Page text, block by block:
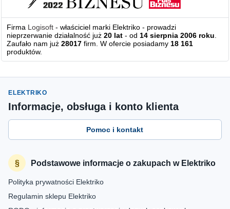
Firma Logisoft - właściciel marki Elektriko - prowadzi
nieprzerwanie działalność już20 lat - od14 sierpnia 2006 roku.
Zaufało nam już28017 firm. W ofercie posiadamy18 161
produktów.
ELEKTRIKO
Informacje, obsługa i konto klienta
Pomoc i kontakt
Podstawowe informacje o zakupach w Elektriko
Polityka prywatności Elektriko
Regulamin sklepu Elektriko